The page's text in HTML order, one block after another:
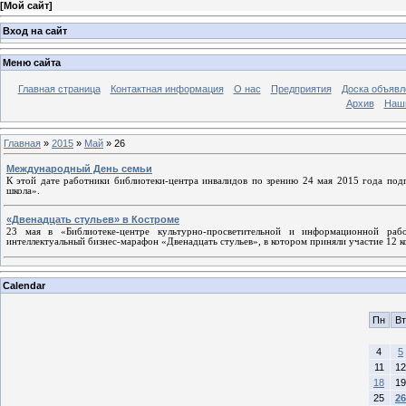
[Мой сайт]
Вход на сайт
Меню сайта
Главная страница Контактная информация О нас Предприятия
Доска
Архив
Главная » 2015 » Май » 26
Международный День семьи
К этой дате работники библиотеки-центра инвалидов по зрению 24 мая 2015 года
школа».
«Двенадцать стульев» в Костроме
23 мая в «Библиотеке-центре культурно-просветительной и информационной
интеллектуальный бизнес-марафон «Двенадцать стульев», в котором приняли участие 12
Calendar
Пн Вт
4
5
11
12
18
19
25
26